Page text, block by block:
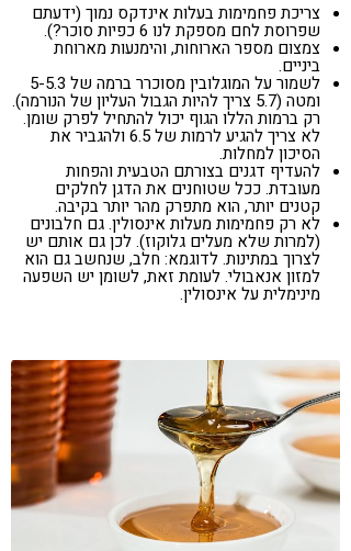
צריכת פחמימות בעלות אינדקס נמוך (ידעתם
שפרוסת לחם מספקת לנו 6 כפיות סוכר?).
צמצום מספר הארוחות, והימנעות מארוחת
ביניים.
לשמור על המוגלובין מסוכרר ברמה של 5-5.3
ומטה (5.7 צריך להיות הגבול העליון של הנורמה).
רק ברמות הללו הגוף יכול להתחיל לפרק שומן.
לא צריך להגיע לרמות של 6.5 ולהגביר את
הסיכון למחלות.
להעדיף דגנים בצורתם הטבעית והפחות
מעובדת. ככל שטוחנים את הדגן לחלקים
קטנים יותר, הוא מתפרק מהר יותר בקיבה.
לא רק פחמימות מעלות אינסולין. גם חלבונים
(למרות שלא מעלים גלוקוז). לכן גם אותם יש
לצרוך במתינות. לדוגמא: חלב, שנחשב גם הוא
למזון אנאבולי. לעומת זאת, לשומן יש השפעה
מינימלית על אינסולין.